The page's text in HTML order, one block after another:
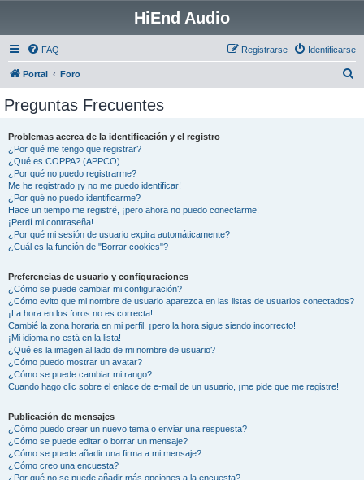
HiEnd Audio
FAQ Identificarse
Registrarse
Portal Foro
Preguntas Frecuentes
Problemas acerca de la identificación y el registro
¿Por qué me tengo que registrar?
¿Qué es COPPA? (APPCO)
¿Por qué no puedo registrarme?
Me he registrado ¡y no me puedo identificar!
¿Por qué no puedo identificarme?
Hace un tiempo me registré, ¡pero ahora no puedo conectarme!
¡Perdí mi contraseña!
¿Por qué mi sesión de usuario expira automáticamente?
¿Cuál es la función de "Borrar cookies"?
Preferencias de usuario y configuraciones
¿Cómo se puede cambiar mi configuración?
¿Cómo evito que mi nombre de usuario aparezca en las listas de usuarios conectados?
¡La hora en los foros no es correcta!
Cambié la zona horaria en mi perfil, ¡pero la hora sigue siendo incorrecto!
¡Mi idioma no está en la lista!
¿Qué es la imagen al lado de mi nombre de usuario?
¿Cómo puedo mostrar un avatar?
¿Cómo se puede cambiar mi rango?
Cuando hago clic sobre el enlace de e-mail de un usuario, ¡me pide que me registre!
Publicación de mensajes
¿Cómo puedo crear un nuevo tema o enviar una respuesta?
¿Cómo se puede editar o borrar un mensaje?
¿Cómo se puede añadir una firma a mi mensaje?
¿Cómo creo una encuesta?
¿Por qué no se puede añadir más opciones a la encuesta?